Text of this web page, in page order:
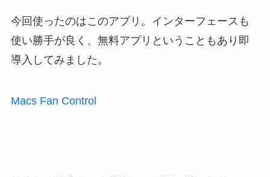
今回使ったのはこのアプリ。インターフェースも
使い勝手が良く、無料アプリということもあり即
導入してみました。
Macs Fan Control